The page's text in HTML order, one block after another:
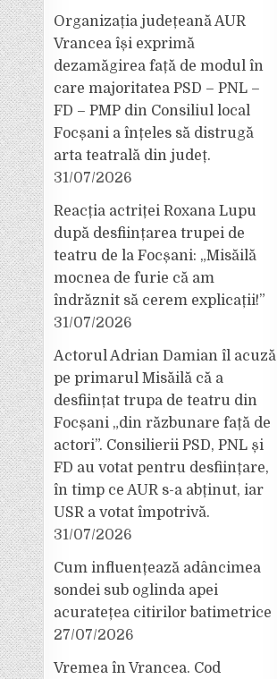
Organizația județeană AUR
Vrancea își exprimă
dezamăgirea față de modul în
care majoritatea PSD – PNL –
FD – PMP din Consiliul local
Focșani a înțeles să distrugă
arta teatrală din județ.
31/07/2026
Reacția actriței Roxana Lupu
după desființarea trupei de
teatru de la Focșani: „Misăilă
mocnea de furie că am
îndrăznit să cerem explicații!”
31/07/2026
Actorul Adrian Damian îl acuză
pe primarul Misăilă că a
desființat trupa de teatru din
Focșani „din răzbunare față de
actori”. Consilierii PSD, PNL și
FD au votat pentru desființare,
în timp ce AUR s-a abținut, iar
USR a votat împotrivă.
31/07/2026
Cum influențează adâncimea
sondei sub oglinda apei
acuratețea citirilor batimetrice
27/07/2026
Vremea în Vrancea. Cod